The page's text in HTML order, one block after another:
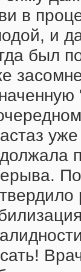
в
и
был